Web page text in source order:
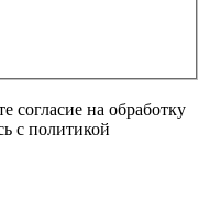
согласие на обработку
с политикой